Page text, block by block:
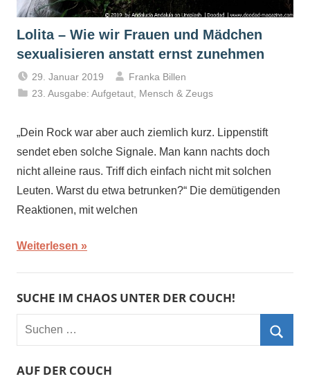
Lolita – Wie wir Frauen und Mädchen
sexualisieren anstatt ernst zunehmen
29. Januar 2019
Franka Billen
23. Ausgabe: Aufgetaut Mensch & Zeugs
„Dein Rock war aber auch ziemlich kurz. Lippenstift
sendet eben solche Signale. Man kann nachts doch
nicht alleine raus. Triff dich einfach nicht mit solchen
Leuten. Warst du etwa betrunken?“ Die demütigenden
Reaktionen, mit welchen
Weiterlesen
SUCHE IM CHAOS UNTER DER COUCH!
Suchen
AUF DER COUCH